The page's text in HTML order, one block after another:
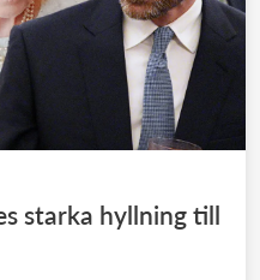
starka hyllning till